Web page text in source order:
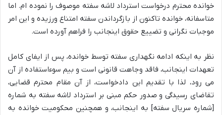
خوانده محترم درخواست استرداد لاشه سفته موصوف را نموده ام. اما
متاسفانه، خوانده تاکنون از بازگرداندن سفته امتناع ورزیده و این امر
موجبات نگرانی و تضییع حقوق اینجانب را فراهم آورده است.
نظر به اینکه ادامه نگهداری سفته توسط خوانده، پس از ایفای کامل
تعهدات اینجانب، فاقد وجاهت قانونی است و بیم سوءاستفاده از آن
می رود، لذا با تقدیم این دادخواست، از آن مقام محترم قضایی،
تقاضای رسیدگی و صدور حکم مبنی بر استرداد لاشه سفته به شماره
[شماره سریال سفته] به اینجانب، و همچنین محکومیت خوانده به